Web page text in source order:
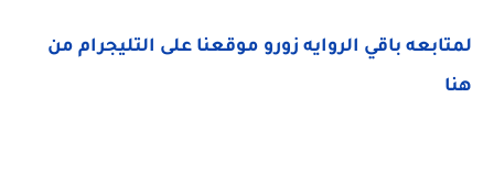
لمتابعه باقي الروايه زورو موقعنا على التليجرام من
هنا